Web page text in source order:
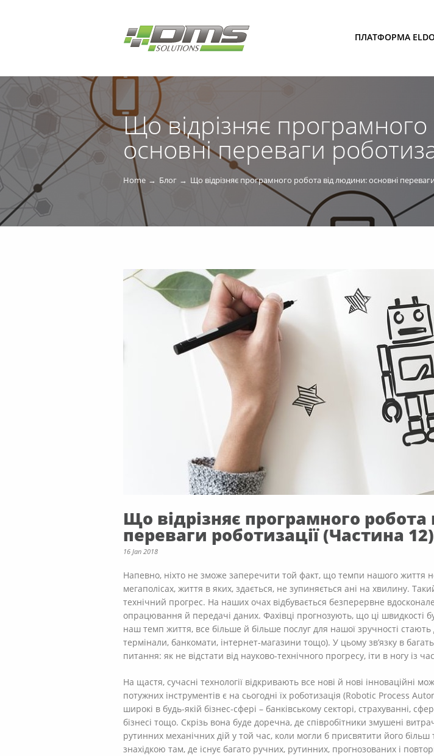
ПЛАТФОРМА
Що відрізняє
основні переваги
Home Блог Що відрізняє програмного робота від людини: основні
Що відрізняє програмного
переваги роботизації (Частина 12)
16 Jan 2018
Напевно, ніхто не зможе заперечити той факт, що темпи нашого життя
мегаполісах, життя в яких, здається, не зупиняється ані на хвилину.
технічний прогрес. На наших очах відбувається безперервне
опрацювання й передачі даних. Фахівці прогнозують, що ці швидкості
наш темп життя, все більше й більше послуг для нашої зручності
термінали, банкомати, інтернет-магазини тощо). У цьому зв’язку в
питання: як не відстати від науково-технічного прогресу, іти в ногу із
На щастя, сучасні технології відкривають все нові й нові інноваційні
потужних інструментів є на сьогодні їх роботизація (Robotic Process
широкі в будь-якій бізнес-сфері – банківському секторі, страхуванні,
бізнесі тощо. Скрізь вона буде доречна, де співробітники змушені
рутинних механічних дій у той час, коли могли б присвятити його більш
знахідкою там, де існує багато ручних, рутинних, прогнозованих і